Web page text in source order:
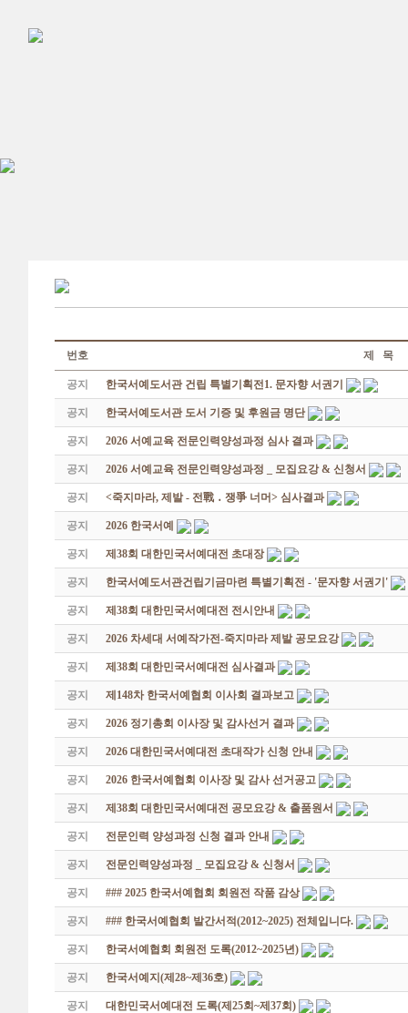
번호 제 목
공지 한국서예도서관 건립 특별기획전1. 문자향 서권기
공지 한국서예도서관 도서 기증 및 후원금 명단
공지 2026 서예교육 전문인력양성과정 심사 결과
공지 2026 서예교육 전문인력양성과정 _ 모집요강 & 신청서
공지 <죽지마라, 제발 - 전戰 ․ 쟁爭 너머> 심사결과
공지 2026 한국서예
공지 제38회 대한민국서예대전 초대장
공지 한국서예도서관건립기금마련 특별기획전 - '문자향 서권기'
공지 제38회 대한민국서예대전 전시안내
공지 2026 차세대 서예작가전-죽지마라 제발 공모요강
공지 제38회 대한민국서예대전 심사결과
공지 제148차 한국서예협회 이사회 결과보고
공지 2026 정기총회 이사장 및 감사선거 결과
공지 2026 대한민국서예대전 초대작가 신청 안내
공지 2026 한국서예협회 이사장 및 감사 선거공고
공지 제38회 대한민국서예대전 공모요강 & 출품원서
공지 전문인력 양성과정 신청 결과 안내
공지 전문인력양성과정 _ 모집요강 & 신청서
공지 ### 2025 한국서예협회 회원전 작품 감상
공지 ### 한국서예협회 발간서적(2012~2025) 전체입니다.
공지 한국서예협회 회원전 도록(2012~2025년)
공지 한국서예지(제28~제36호)
공지 대한민국서예대전 도록(제25회~제37회)